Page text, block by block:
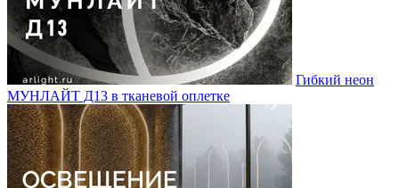
Гибкий неон
МУНЛАЙТ Д13 в тканевой оплетке